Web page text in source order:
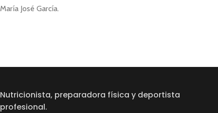
María José García.
Nutricionista, preparadora física y deportista
profesional.